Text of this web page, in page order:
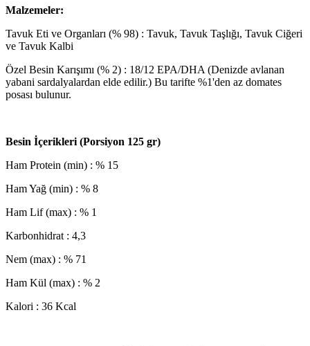
Malzemeler:
Tavuk Eti ve Organları (% 98) : Tavuk, Tavuk Taşlığı, Tavuk Ciğeri
ve Tavuk Kalbi
Özel Besin Karışımı (% 2) : 18/12 EPA/DHA (Denizde avlanan
yabani sardalyalardan elde edilir.) Bu tarifte %1'den az domates
posası bulunur.
Besin İçerikleri (Porsiyon 125 gr)
Ham Protein (min) : % 15
Ham Yağ (min) : % 8
Ham Lif (max) : % 1
Karbonhidrat : 4,3
Nem (max) : % 71
Ham Kül (max) : % 2
Kalori : 36 Kcal